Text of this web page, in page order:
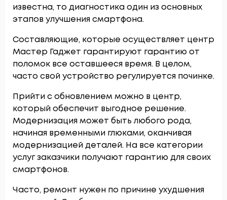
известна, то диагностика один из основных
этапов улучшения смартфона.
Составляющие, которые осуществляет центр
Мастер Гаджет гарантируют гарантию от
поломок все оставшееся время. В целом,
часто свой устройство регулируется починке.
Прийти с обновлением можно в центр,
который обеспечит выгодное решение.
Модернизация может быть любого рода,
начиная временными глюками, оканчивая
модернизацией деталей. На все категории
услуг заказчики получают гарантию для своих
смартфонов.
Часто, ремонт нужен по причине ухудшения